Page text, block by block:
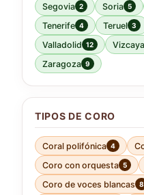
Segovia 2 Soria 5
Tenerife 4 Teruel 3
Valladolid 12 Vizcaya
Zaragoza 9
TIPOS DE CORO
Coral polifónica 4
Coro con orquesta 5
Coro de voces blancas 8